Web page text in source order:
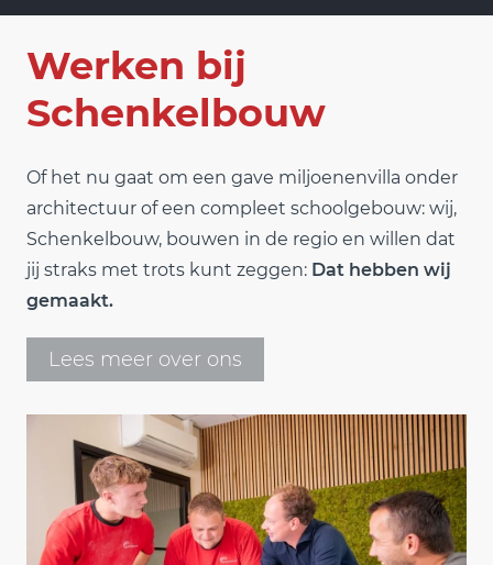
Werken bij
Schenkelbouw
Of het nu gaat om een gave miljoenenvilla onder
architectuur of een compleet schoolgebouw: wij,
Schenkelbouw, bouwen in de regio en willen dat
jij straks met trots kunt zeggen: Dat hebben wij
gemaakt.
Lees meer over ons